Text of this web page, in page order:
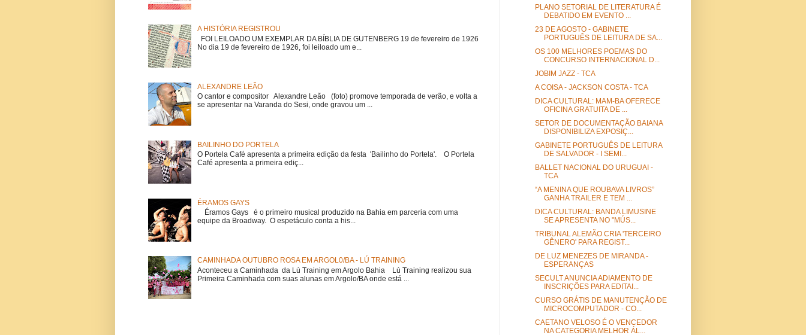
A HISTÓRIA REGISTROU
FOI LEILOADO UM EXEMPLAR DA BÍBLIA DE GUTENBERG 19 de fevereiro de 1926
No dia 19 de fevereiro de 1926, foi leiloado um e...
ALEXANDRE LEÃO
O cantor e compositor Alexandre Leão (foto) promove temporada de verão, e volta a
se apresentar na Varanda do Sesi, onde gravou um ...
BAILINHO DO PORTELA
O Portela Café apresenta a primeira edição da festa 'Bailinho do Portela'. O Portela
Café apresenta a primeira ediç...
ÉRAMOS GAYS
Éramos Gays é o primeiro musical produzido na Bahia em parceria com uma
equipe da Broadway. O espetáculo conta a his...
CAMINHADA OUTUBRO ROSA EM ARGOL0/BA - LÚ TRAINING
Aconteceu a Caminhada da Lú Training em Argolo Bahia Lú Training realizou sua
Primeira Caminhada com suas alunas em Argolo/BA onde está ...
PLANO SETORIAL DE LITERATURA É
DEBATIDO EM EVENTO ...
23 DE AGOSTO - GABINETE
PORTUGUÊS DE LEITURA DE SA...
OS 100 MELHORES POEMAS DO
CONCURSO INTERNACIONAL D...
JOBIM JAZZ - TCA
A COISA - JACKSON COSTA - TCA
DICA CULTURAL: MAM-BA OFERECE
OFICINA GRATUITA DE ...
SETOR DE DOCUMENTAÇÃO BAIANA
DISPONIBILIZA EXPOSIÇ...
GABINETE PORTUGUÊS DE LEITURA
DE SALVADOR - I SEMI...
BALLET NACIONAL DO URUGUAI -
TCA
“A MENINA QUE ROUBAVA LIVROS”
GANHA TRAILER E TEM ...
DICA CULTURAL: BANDA LIMUSINE
SE APRESENTA NO "MÚS...
TRIBUNAL ALEMÃO CRIA 'TERCEIRO
GÊNERO' PARA REGIST...
DE LUZ MENEZES DE MIRANDA -
ESPERANÇAS
SECULT ANUNCIA ADIAMENTO DE
INSCRIÇÕES PARA EDITAI...
CURSO GRÁTIS DE MANUTENÇÃO DE
MICROCOMPUTADOR - CO...
CAETANO VELOSO É O VENCEDOR
NA CATEGORIA MELHOR ÁL...